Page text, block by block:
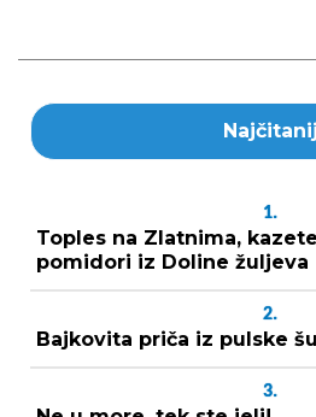
1.
Toples na Zlatnima,
pomidori iz Doline žuljeva
2.
Bajkovita priča iz pulske
3.